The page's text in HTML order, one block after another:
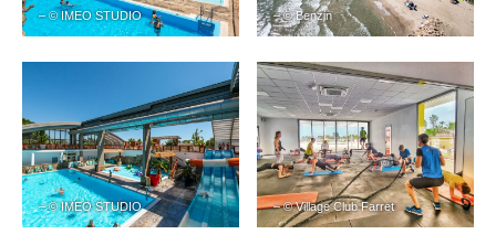
– © IMEO STUDIO – © Benzin
– © IMEO STUDIO – © Village Club Farret